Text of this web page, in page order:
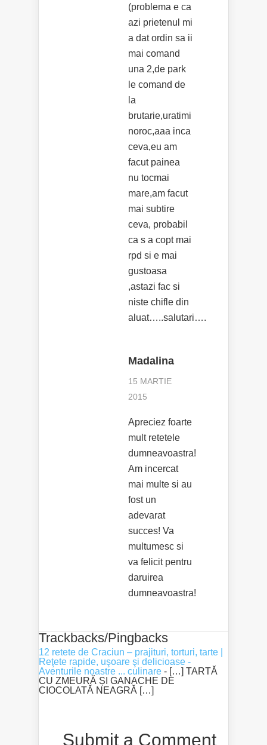
(problema e ca
azi prietenul mi
a dat ordin sa ii
mai comand
una 2,de park
le comand de
la
brutarie,uratimi
noroc,aaa inca
ceva,eu am
facut painea
nu tocmai
mare,am facut
mai subtire
ceva, probabil
ca s a copt mai
rpd si e mai
gustoasa
,astazi fac si
niste chifle din
aluat…..salutari….
Madalina
15 MARTIE
2015
Apreciez foarte
mult retetele
dumneavoastra!
Am incercat
mai multe si au
fost un
adevarat
succes! Va
multumesc si
va felicit pentru
daruirea
dumneavoastra!
Trackbacks/Pingbacks
12 retete de Craciun – prajituri, torturi, tarte |
Reţete rapide, uşoare şi delicioase -
Aventurile noastre ... culinare - […] TARTĂ
CU ZMEURĂ ȘI GANACHE DE
CIOCOLATĂ NEAGRĂ […]
Submit a Comment